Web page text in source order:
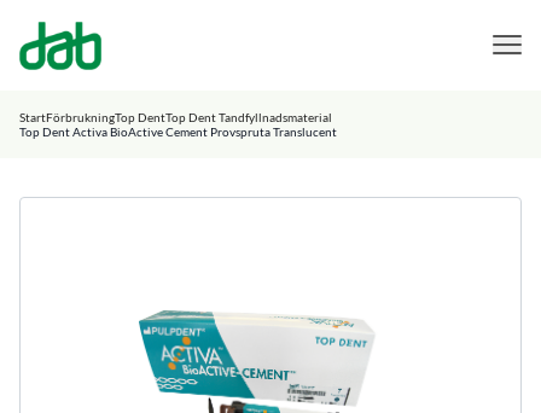
DAB Dental
StartFörbrukningTop DentTop Dent Tandfyllnadsmaterial
Top Dent Activa BioActive Cement Provspruta Translucent